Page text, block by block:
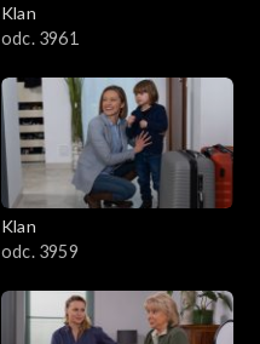
Klan
odc. 3961
Klan
odc. 3959